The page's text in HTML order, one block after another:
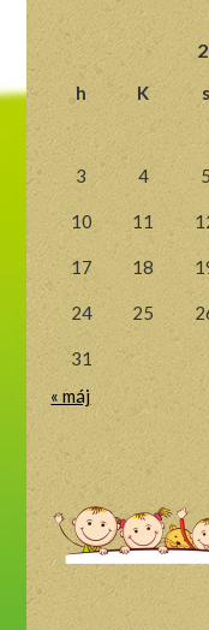
h K s
3 4 5
10 11
17 18
24 25
31
« máj